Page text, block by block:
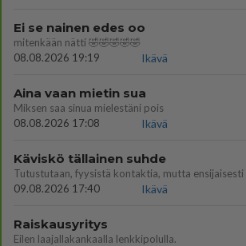
Ei se nainen edes oo
mitenkään nätti 🤣🤣🤣🤣🤣
08.08.2026 19:19
Ikävä
Aina vaan mietin sua
Miksen saa sinua mielestäni pois
08.08.2026 17:08
Ikävä
Käviskö tällainen suhde
09.08.2026 17:40
Ikävä
Raiskausyritys
Eilen laajallakankaalla lenkkipolulla.